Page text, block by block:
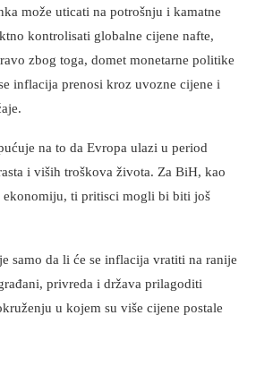
može uticati na potrošnju i kamatne
kontrolisati globalne cijene nafte,
zbog toga, domet monetarne politike
inflacija prenosi kroz uvozne cijene i
na to da Evropa ulazi u period
i viših troškova života. Za BiH, kao
ekonomiju, ti pritisci mogli bi biti još
samo da li će se inflacija vratiti na ranije
privreda i država prilagoditi
u kojem su više cijene postale